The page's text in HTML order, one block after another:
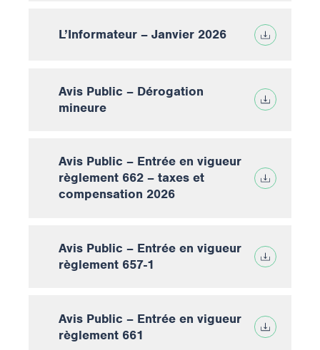
L’Informateur – Janvier 2026
Avis Public – Dérogation
mineure
Avis Public – Entrée en vigueur
règlement 662 – taxes et
compensation 2026
Avis Public – Entrée en vigueur
règlement 657-1
Avis Public – Entrée en vigueur
règlement 661